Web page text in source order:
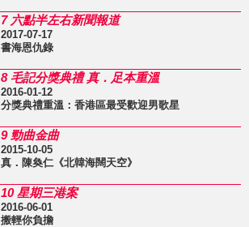
7 六點半左右新聞報道
2017-07-17
書海恩仇錄
8 毛記分獎典禮 真．足本重溫
2016-01-12
分獎典禮重溫：香港區最受歡迎男歌星
9 勁曲金曲
2015-10-05
真．陳奐仁《北韓海闊天空》
10 星期三港案
2016-06-01
搬輕你負擔